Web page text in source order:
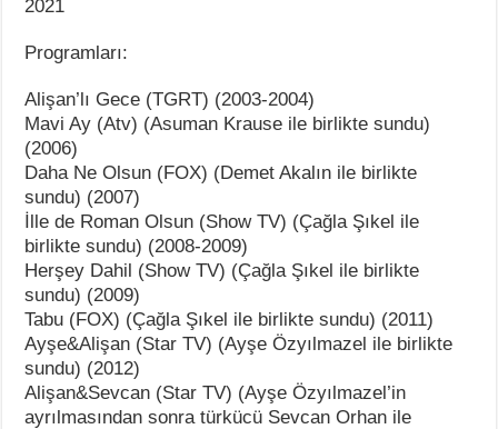
2021
Programları:
Alişan’lı Gece (TGRT) (2003-2004)
Mavi Ay (Atv) (Asuman Krause ile birlikte sundu)
(2006)
Daha Ne Olsun (FOX) (Demet Akalın ile birlikte
sundu) (2007)
İlle de Roman Olsun (Show TV) (Çağla Şıkel ile
birlikte sundu) (2008-2009)
Herşey Dahil (Show TV) (Çağla Şıkel ile birlikte
sundu) (2009)
Tabu (FOX) (Çağla Şıkel ile birlikte sundu) (2011)
Ayşe&Alişan (Star TV) (Ayşe Özyılmazel ile birlikte
sundu) (2012)
Alişan&Sevcan (Star TV) (Ayşe Özyılmazel’in
ayrılmasından sonra türkücü Sevcan Orhan ile